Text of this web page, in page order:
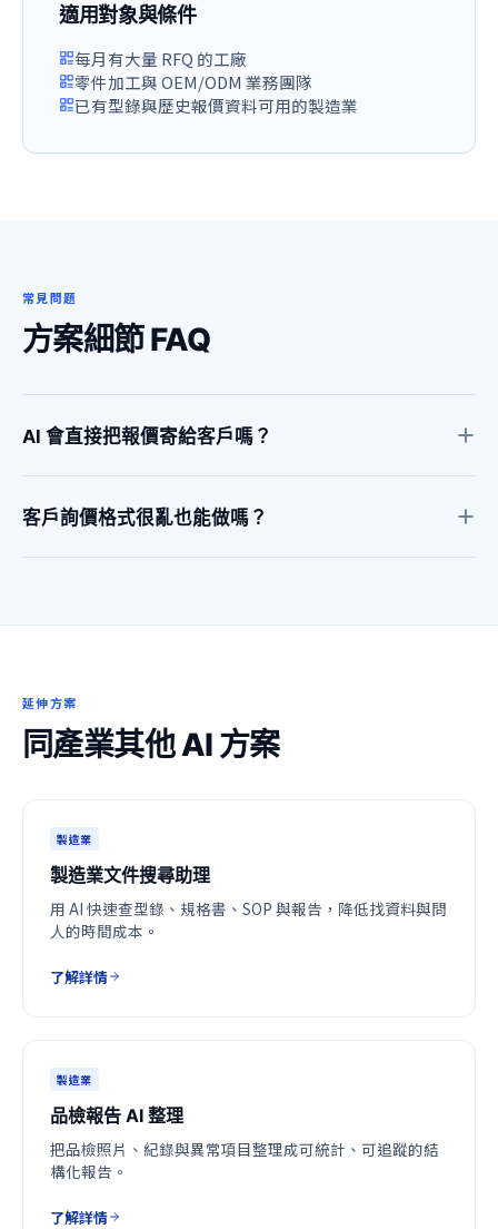
適用對象與條件
每月有大量 RFQ 的工廠
零件加工與 OEM/ODM 業務團隊
已有型錄與歷史報價資料可用的製造業
常見問題
方案細節 FAQ
AI 會直接把報價寄給客戶嗎？
格、交期與特殊條件後送出。
客戶詢價格式很亂也能做嗎？
延伸方案
同產業其他 AI 方案
製造業
製造業文件搜尋助理
用 AI 快速查型錄、規格書、SOP 與報告，降低找資料與問
人的時間成本。
了解詳情
製造業
品檢報告 AI 整理
把品檢照片、紀錄與異常項目整理成可統計、可追蹤的結
構化報告。
了解詳情